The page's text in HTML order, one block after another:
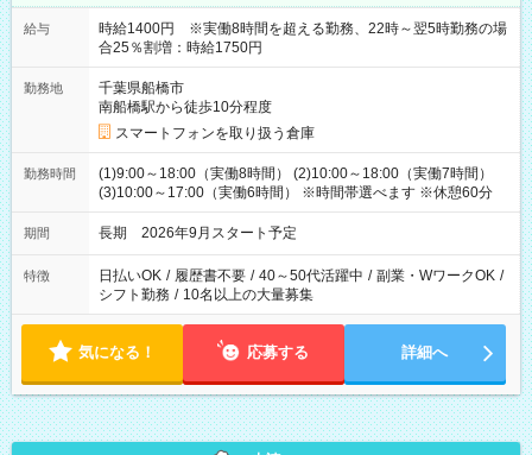
給与
時給1400円 ※実働8時間を超える勤務、22時～翌5時勤務の場
合25％割増：時給1750円
勤務地
千葉県船橋市
南船橋駅から徒歩10分程度
スマートフォンを取り扱う倉庫
勤務時間
(1)9:00～18:00（実働8時間） (2)10:00～18:00（実働7時間）
(3)10:00～17:00（実働6時間） ※時間帯選べます ※休憩60分
期間 長期 2026年9月スタート予定
特徴 日払いOK / 履歴書不要 / 40～50代活躍中 / 副業・WワークOK /
シフト勤務 / 10名以上の大量募集
気になる！ 応募する 詳細へ